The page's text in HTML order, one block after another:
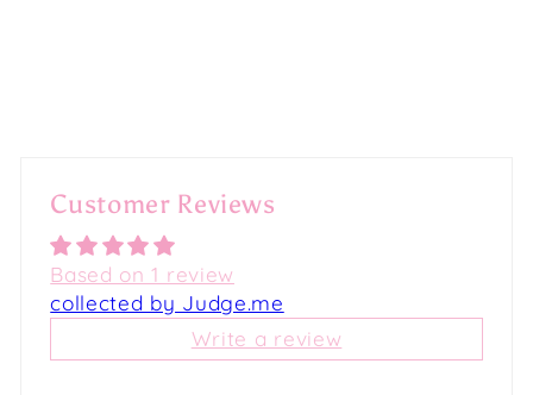
Customer Reviews
Based on 1 review
collected by Judge.me
Write a review